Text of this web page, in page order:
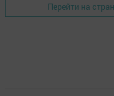
Перейти на